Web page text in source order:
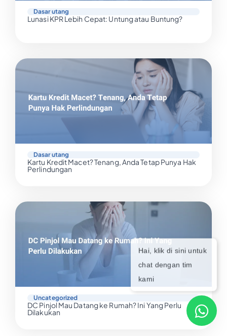
Dasar utang
Lunasi KPR Lebih Cepat: Untung atau Buntung?
Dasar utang
Kartu Kredit Macet? Tenang, Anda Tetap Punya Hak
Perlindungan
Uncategorized
DC Pinjol Mau Datang ke Rumah? Ini Yang Perlu
Dilakukan